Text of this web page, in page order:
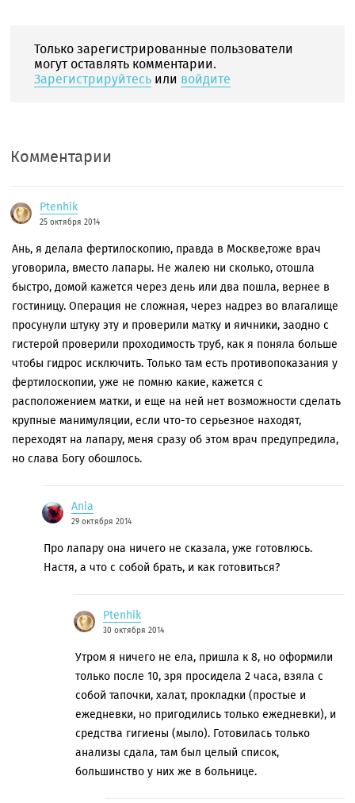
Только зарегистрированные пользователи
могут оставлять комментарии.
Зарегистрируйтесь или войдите
Комментарии
Ptenhik
25 октября 2014
Ань, я делала фертилоскопию, правда в Москве,тоже врач
уговорила, вместо лапары. Не жалею ни сколько, отошла
быстро, домой кажется через день или два пошла, вернее в
гостиницу. Операция не сложная, через надрез во влагалище
просунули штуку эту и проверили матку и яичники, заодно с
гистерой проверили проходимость труб, как я поняла больше
чтобы гидрос исключить. Только там есть противопоказания у
фертилоскопии, уже не помню какие, кажется с
расположением матки, и еще на ней нет возможности сделать
крупные манимуляции, если что-то серьезное находят,
переходят на лапару, меня сразу об этом врач предупредила,
но слава Богу обошлось.
Ania
29 октября 2014
Про лапару она ничего не сказала, уже готовлюсь.
Настя, а что с собой брать, и как готовиться?
Ptenhik
30 октября 2014
Утром я ничего не ела, пришла к 8, но оформили
только после 10, зря просидела 2 часа, взяла с
собой тапочки, халат, прокладки (простые и
ежедневки, но пригодились только ежедневки), и
средства гигиены (мыло). Готовилась только
анализы сдала, там был целый список,
большинство у них же в больнице.